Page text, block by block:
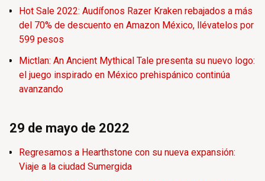
Hot Sale 2022: Audífonos Razer Kraken rebajados a más
del 70% de descuento en Amazon México, llévatelos por
599 pesos
Mictlan: An Ancient Mythical Tale presenta su nuevo logo:
el juego inspirado en México prehispánico continúa
avanzando
29 de mayo de 2022
Regresamos a Hearthstone con su nueva expansión:
Viaje a la ciudad Sumergida